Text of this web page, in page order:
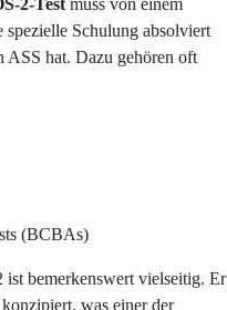
2-Test muss von einem
Schulung absolviert
ASS hat. Dazu gehören oft
(BCBAs)
bemerkenswert vielseitig. Er
was einer der